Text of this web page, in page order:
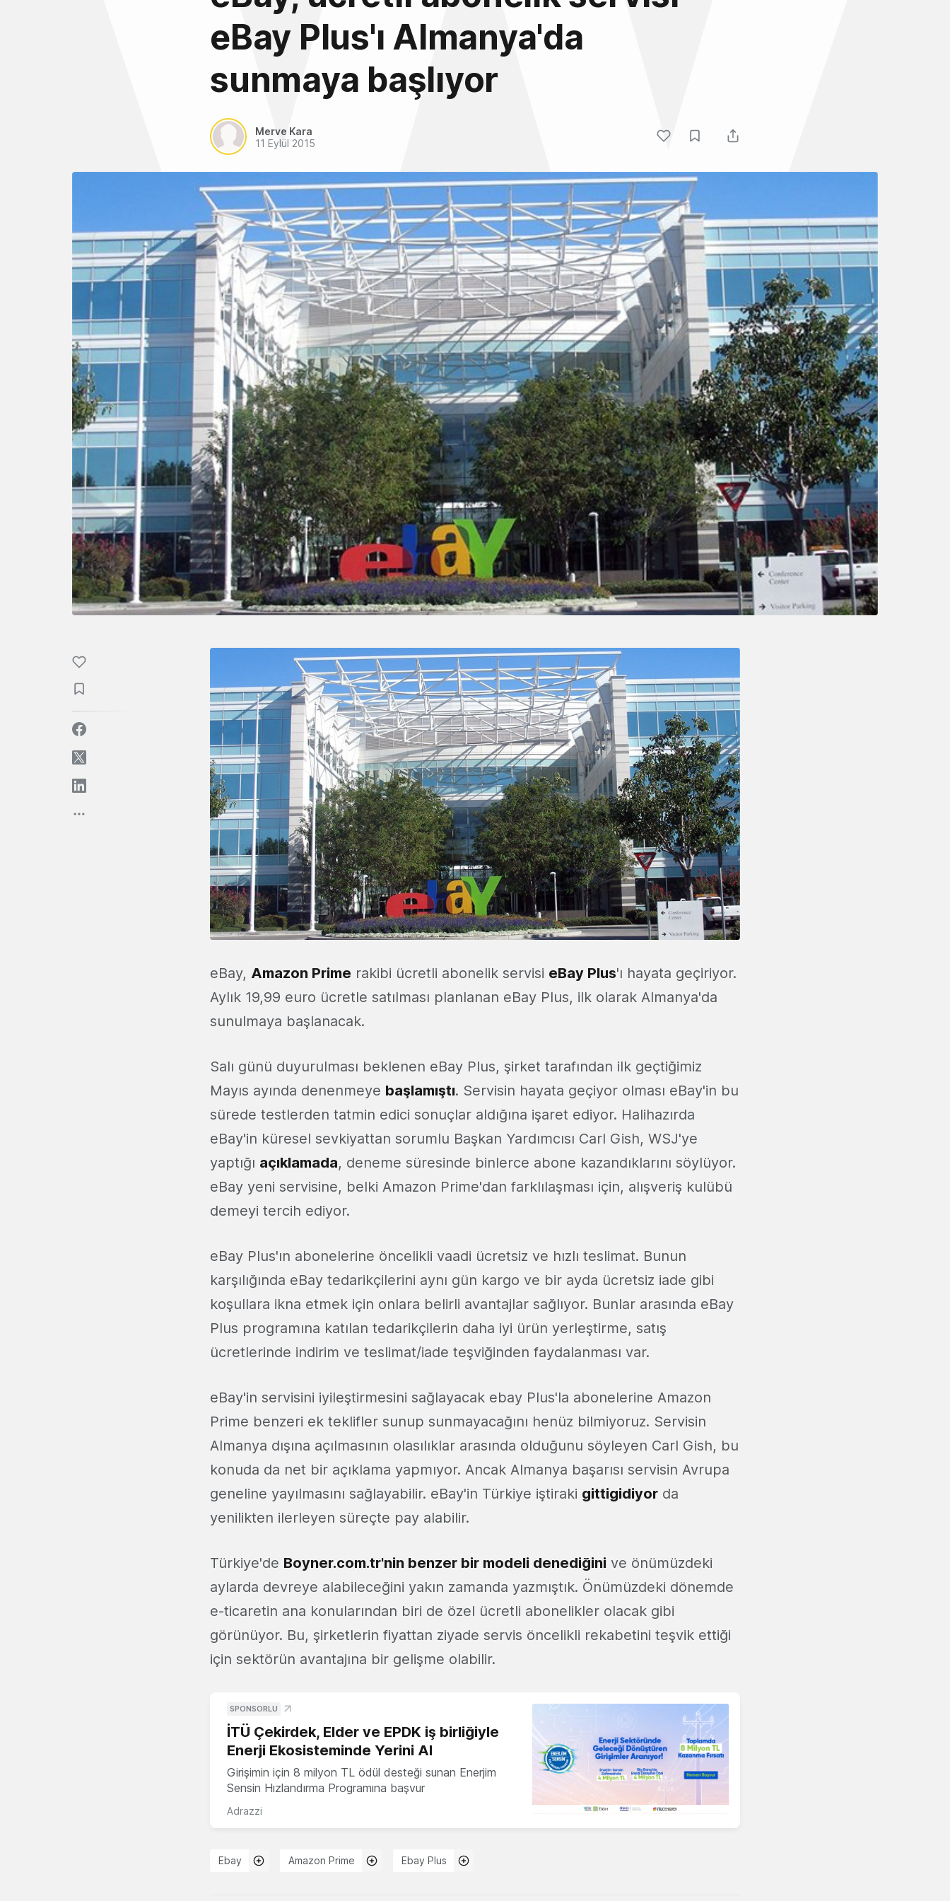
eBay Plus'ı Almanya'da
sunmaya başlıyor
Merve Kara
11 Eylül 2015
eBay, Amazon Prime rakibi ücretli abonelik servisi eBay Plus'ı hayata geçiriyor.
Aylık 19,99 euro ücretle satılması planlanan eBay Plus, ilk olarak Almanya'da
sunulmaya başlanacak.
Salı günü duyurulması beklenen eBay Plus, şirket tarafından ilk geçtiğimiz
Mayıs ayında denenmeye başlamıştı. Servisin hayata geçiyor olması eBay'in bu
sürede testlerden tatmin edici sonuçlar aldığına işaret ediyor. Halihazırda
eBay'in küresel sevkiyattan sorumlu Başkan Yardımcısı Carl Gish, WSJ'ye
yaptığı açıklamada, deneme süresinde binlerce abone kazandıklarını söylüyor.
eBay yeni servisine, belki Amazon Prime'dan farklılaşması için, alışveriş kulübü
demeyi tercih ediyor.
eBay Plus'ın abonelerine öncelikli vaadi ücretsiz ve hızlı teslimat. Bunun
karşılığında eBay tedarikçilerini aynı gün kargo ve bir ayda ücretsiz iade gibi
koşullara ikna etmek için onlara belirli avantajlar sağlıyor. Bunlar arasında eBay
Plus programına katılan tedarikçilerin daha iyi ürün yerleştirme, satış
ücretlerinde indirim ve teslimat/iade teşviğinden faydalanması var.
eBay'in servisini iyileştirmesini sağlayacak ebay Plus'la abonelerine Amazon
Prime benzeri ek teklifler sunup sunmayacağını henüz bilmiyoruz. Servisin
Almanya dışına açılmasının olasılıklar arasında olduğunu söyleyen Carl Gish, bu
konuda da net bir açıklama yapmıyor. Ancak Almanya başarısı servisin Avrupa
geneline yayılmasını sağlayabilir. eBay'in Türkiye iştiraki gittigidiyor da
yenilikten ilerleyen süreçte pay alabilir.
Türkiye'de Boyner.com.tr'nin benzer bir modeli denediğini ve önümüzdeki
aylarda devreye alabileceğini yakın zamanda yazmıştık. Önümüzdeki dönemde
e-ticaretin ana konularından biri de özel ücretli abonelikler olacak gibi
görünüyor. Bu, şirketlerin fiyattan ziyade servis öncelikli rekabetini teşvik ettiği
için sektörün avantajına bir gelişme olabilir.
SPONSORLU
İTÜ Çekirdek, Elder ve EPDK iş birliğiyle
Enerji Ekosisteminde Yerini Al
Girişimin için 8 milyon TL ödül desteği sunan Enerjim
Sensin Hızlandırma Programına başvur
Adrazzi
Ebay Amazon Prime Ebay Plus